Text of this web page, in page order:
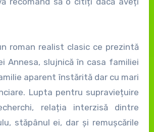
roman realist clasic ce prezintă
Annesa, slujnică în casa familiei
aparent înstărită dar cu mari
Lupta pentru supraviețuire
relația interzisă dintre
stăpânul ei, dar și remușcările